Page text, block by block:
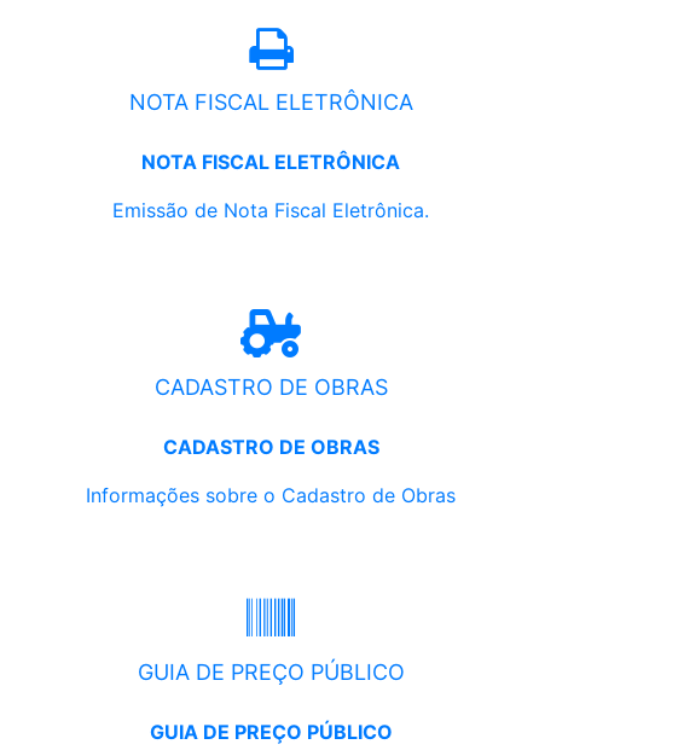
NOTA FISCAL ELETRÔNICA
NOTA FISCAL ELETRÔNICA
Emissão de Nota Fiscal Eletrônica.
CADASTRO DE OBRAS
CADASTRO DE OBRAS
Informações sobre o Cadastro de Obras
GUIA DE PREÇO PÚBLICO
GUIA DE PREÇO PÚBLICO